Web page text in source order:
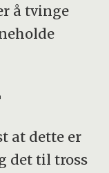
å tvinge
at dette er
det til tross